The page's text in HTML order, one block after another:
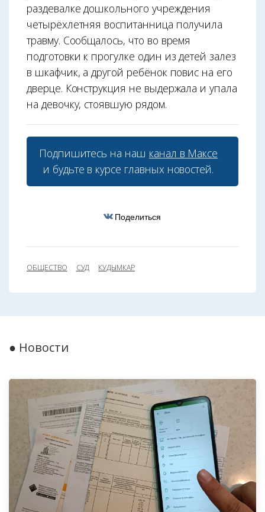
раздевалке дошкольного учреждения
четырёхлетняя воспитанница получила
травму. Сообщалось, что во время
подготовки к прогулке один из детей залез
в шкафчик, а другой ребёнок повис на его
дверце. Конструкция не выдержала и упала
на девочку, стоявшую рядом.
Подпишитесь на наш канал в Максе
и будьте в курсе главных новостей.
Поделиться
ОБЩЕСТВО СУД КУДЫМКАР
● Новости